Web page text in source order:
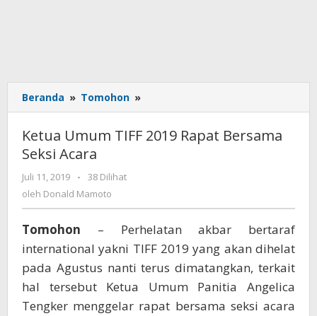
Beranda » Tomohon »
Umum
2019
Ketua Umum TIFF 2019 Rapat Bersama
Seksi Acara
Juli 11, 2019
oleh
Donald
-
38 Dilihat
oleh Donald Mamoto
Tomohon – Perhelatan akbar bertaraf
international yakni TIFF 2019 yang akan dihelat
pada Agustus nanti terus dimatangkan, terkait
hal tersebut Ketua Umum Panitia Angelica
Tengker menggelar rapat bersama seksi acara